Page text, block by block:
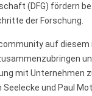
(DFG) fördern
der Forschung.
auf diesem
mit Unternehmen
und Paul